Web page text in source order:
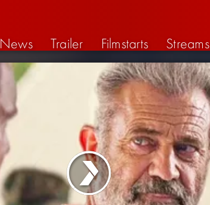
News Trailer Filmstarts Streams